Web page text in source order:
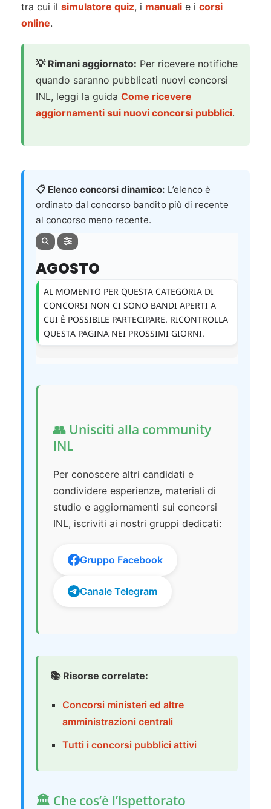
tra cui il simulatore quiz, i manuali e i corsi
online.
💡 Rimani aggiornato: Per ricevere notifiche
quando saranno pubblicati nuovi concorsi
INL, leggi la guida Come ricevere
aggiornamenti sui nuovi concorsi pubblici.
📋 Elenco concorsi dinamico: L’elenco è
ordinato dal concorso bandito più di recente
al concorso meno recente.
AGOSTO
AL MOMENTO PER QUESTA CATEGORIA DI
CONCORSI NON CI SONO BANDI APERTI A
CUI È POSSIBILE PARTECIPARE. RICONTROLLA
QUESTA PAGINA NEI PROSSIMI GIORNI.
👥 Unisciti alla community
INL
Per conoscere altri candidati e
condividere esperienze, materiali di
studio e aggiornamenti sui concorsi
INL, iscriviti ai nostri gruppi dedicati:
Gruppo Facebook
Canale Telegram
📚 Risorse correlate:
Concorsi ministeri ed altre
amministrazioni centrali
Tutti i concorsi pubblici attivi
🏛️ Che cos’è l’Ispettorato